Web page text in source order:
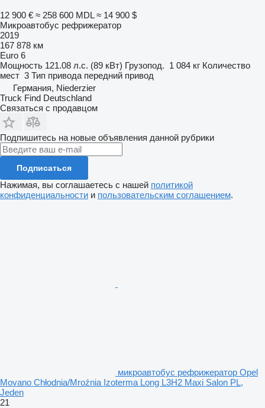
12 900 € ≈ 258 600 MDL ≈ 14 900 $
Микроавтобус рефрижератор
2019
167 878 км
Euro 6
Мощность 121.08 л.с. (89 кВт) Грузопод. 1 084 кг Количество
мест 3 Тип привода передний привод
Германия, Niederzier
Truck Find Deutschland
Связаться с продавцом
Подпишитесь на новые объявления данной рубрики
Подписаться
Нажимая, вы соглашаетесь с нашей политикой
конфиденциальности и пользовательским соглашением.
микроавтобус рефрижератор Opel
Movano Chłodnia/Mroźnia Izoterma Long L3H2 Maxi Salon PL,
Jeden
21